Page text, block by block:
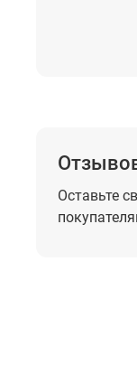
Оставьте